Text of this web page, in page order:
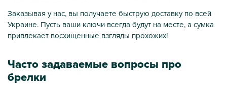
Заказывая у нас, вы получаете быструю доставку по всей
Украине. Пусть ваши ключи всегда будут на месте, а сумка
привлекает восхищенные взгляды прохожих!
Часто задаваемые вопросы про
брелки